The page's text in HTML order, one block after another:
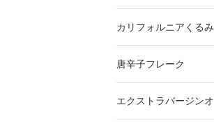
カリフォルニアくるみ
唐辛子フレーク
エクストラバージン